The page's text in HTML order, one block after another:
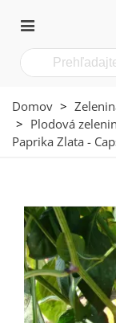
Domov >
> Plodová
Paprika Zlata -